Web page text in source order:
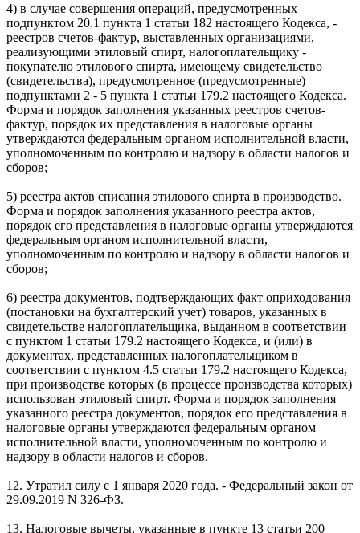
4) в случае совершения операций, предусмотренных
подпунктом 20.1 пункта 1 статьи 182 настоящего Кодекса, -
реестров счетов-фактур, выставленных организациями,
реализующими этиловый спирт, налогоплательщику -
покупателю этилового спирта, имеющему свидетельство
(свидетельства), предусмотренное (предусмотренные)
подпунктами 2 - 5 пункта 1 статьи 179.2 настоящего Кодекса.
Форма и порядок заполнения указанных реестров счетов-
фактур, порядок их представления в налоговые органы
утверждаются федеральным органом исполнительной власти,
уполномоченным по контролю и надзору в области налогов и
сборов;
5) реестра актов списания этилового спирта в производство.
Форма и порядок заполнения указанного реестра актов,
порядок его представления в налоговые органы утверждаются
федеральным органом исполнительной власти,
уполномоченным по контролю и надзору в области налогов и
сборов;
6) реестра документов, подтверждающих факт оприходования
(постановки на бухгалтерский учет) товаров, указанных в
свидетельстве налогоплательщика, выданном в соответствии
с пунктом 1 статьи 179.2 настоящего Кодекса, и (или) в
документах, представленных налогоплательщиком в
соответствии с пунктом 4.5 статьи 179.2 настоящего Кодекса,
при производстве которых (в процессе производства которых)
использован этиловый спирт. Форма и порядок заполнения
указанного реестра документов, порядок его представления в
налоговые органы утверждаются федеральным органом
исполнительной власти, уполномоченным по контролю и
надзору в области налогов и сборов.
12. Утратил силу с 1 января 2020 года. - Федеральный закон от
29.09.2019 N 326-ФЗ.
13. Налоговые вычеты, указанные в пункте 13 статьи 200